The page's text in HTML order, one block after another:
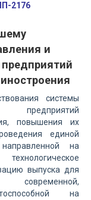
2176
и
системы
повышения их
единой
на
выпуска для
современной,
на